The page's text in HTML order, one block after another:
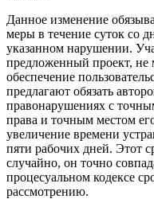
Данное изменение
меры в течение суток со
указанном нарушении.
предложенный проект, не
обеспечение
предлагают обязать
правонарушениях с
права и точным местом
увеличение времени
пяти рабочих дней. Этот
случайно, он точно
процесуальном кодексе
рассмотрению.